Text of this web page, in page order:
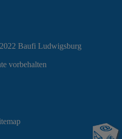
Baufi Ludwigsburg
vorbehalten